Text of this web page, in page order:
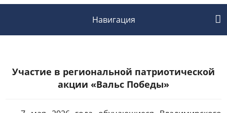
Навигация
Участие в региональной патриотической
акции «Вальс Победы»